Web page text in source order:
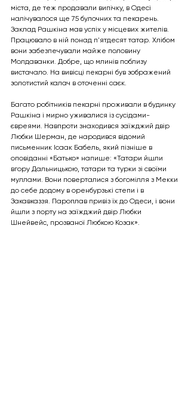
міста, де теж продавали випічку, в Одесі
налічувалося ще 75 булочних та пекарень.
Заклад Рашкіна мав успіх у місцевих жителів.
Працювало в ній понад п'ятдесят татар. Хлібом
вони забезпечували майже половину
Молдаванки. Добре, що млинів поблизу
вистачало. На вивісці пекарні був зображений
золотистий калач в оточенні саєк.
Багато робітників пекарні проживали в будинку
Рашкіна і мирно уживалися із сусідами-
євреями. Навпроти знаходився заїжджий двір
Любки Шерман, де народився відомий
письменник Ісаак Бабель, який пізніше в
оповіданні «Батько» напише: «Татари йшли
вгору Дальницькою, татари та турки зі своїми
муллами. Вони поверталися з богомілля з Мекки
до себе додому в оренбурзькі степи і в
Закавказзя. Пароплав привіз їх до Одеси, і вони
йшли з порту на заїжджий двір Любки
Шнейвейс, прозваної Любкою Козак».